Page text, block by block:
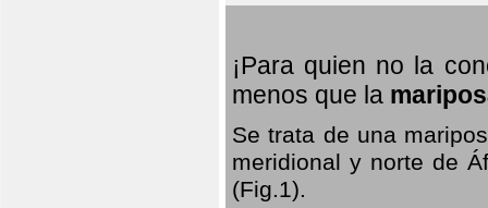
¡Para quien no la
menos que la
Se trata de una
meridional y norte de
(Fig.1).